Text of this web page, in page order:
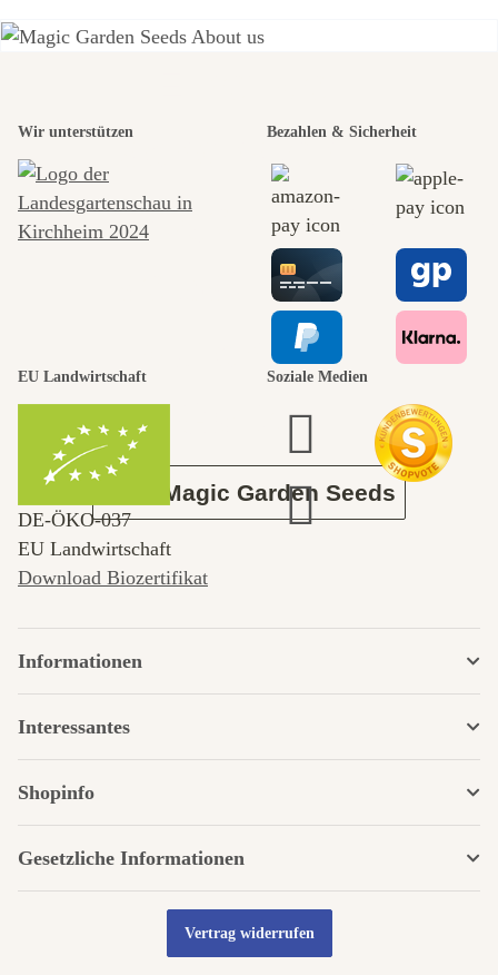
schönsten
Wege zu uns
selbst führt
durch den
Garten
Über Magic Garden Seeds
Wir unterstützen Bezahlen & Sicherheit
EU Landwirtschaft
DE‑ÖKO‑037
EU Landwirtschaft
Download Biozertifikat
Soziale Medien
Informationen
Interessantes
Shopinfo
Gesetzliche Informationen
Vertrag widerrufen